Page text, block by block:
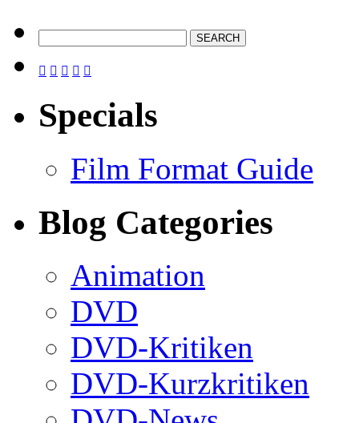
    
Specials
Film Format Guide
Blog Categories
Animation
DVD
DVD-Kritiken
DVD-Kurzkritiken